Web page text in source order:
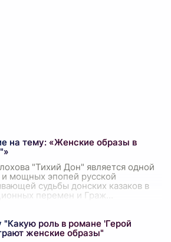
на тему: «Женские образы в
"Тихий Дон" является одной
мощных эпопей русской
судьбы донских казаков в
перемен и Граж
роль в романе 'Герой
женские образы"